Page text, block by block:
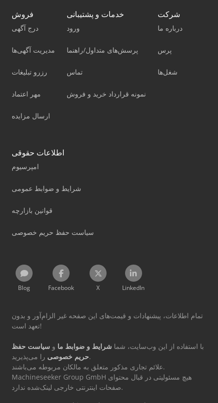
فروش
درج آگهی
مدیریت آگهی‌ها
رزرو تبلیغات
مهر اعتماد
ارسال مزایده
خدمات و پشتیبانی
ورود
پرسش‌های متداول/راهنما
تماس
نمونه قرارداد خرید و فروش
شرکت
درباره ما
پرس
شغل‌ها
اطلاعات حقوقی
امپرسیوم
شرایط و ضوابط عمومی
قوانین بازارچه
سیاست حفظ حریم خصوصی
Blog Facebook X LinkedIn
تمام اطلاعات، پیشنهادات و قیمت‌های این صفحه غیر الزام‌آور و بدون
تعهد است!
با استفاده از این وب‌سایت، شما شرایط و ضوابط ما و سیاست حفظ
حریم خصوصیرا می‌پذیرید.
علائم تجاری مذکور متعلق به مالکان مربوطه می‌باشند.
Machineseeker Group GmbH هیچ مسئولیتی در قبال محتوای
صفحات اینترنتی خارجی لینک‌شده ندارد.